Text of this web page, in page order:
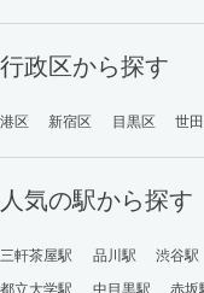
行政区から探す
港区 新宿区 目黒区 世
人気の駅から探す
三軒茶屋駅 品川駅 渋谷駅
都立大学駅
中目黒駅 赤坂